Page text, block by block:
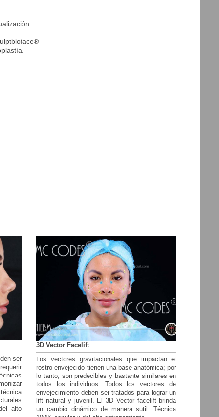
ser
alto
3D Vector Facelift
Los vectores gravitacionales que impactan el
rostro envejecido tienen una base anatómica; por
lo tanto, son predecibles y bastante similares en
todos los individuos. Todos los vectores de
envejecimiento deben ser tratados para lograr un
lift natural y juvenil. El 3D Vector facelift brinda
un cambio dinámico de manera sutil. Técnica